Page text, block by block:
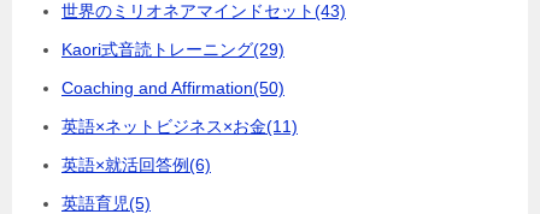
世界のミリオネアマインドセット(43)
Kaori式音読トレーニング(29)
Coaching and Affirmation(50)
英語×ネットビジネス×お金(11)
英語×就活回答例(6)
英語育児(5)